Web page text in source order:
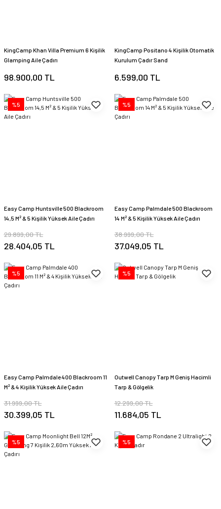
KingCamp Khan Villa Premium 6 Kişilik
Glamping Aile Çadırı
98.900,00 TL
KingCamp Positano 4 Kişilik Otomatik
Kurulum Çadır Sand
6.599,00 TL
%5
Easy Camp Huntsville 500 Blackroom
14,5 M² & 5 Kişilik Yüksek Aile Çadırı
29.899,00 TL
28.404,05 TL
%5
Easy Camp Palmdale 500 Blackroom
14 M² & 5 Kişilik Yüksek Aile Çadırı
38.999,00 TL
37.049,05 TL
%5
Easy Camp Palmdale 400 Blackroom 11
M² & 4 Kişilik Yüksek Aile Çadırı
31.999,00 TL
30.399,05 TL
%5
Outwell Canopy Tarp M Geniş Hacimli
Tarp & Gölgelik
12.299,00 TL
11.684,05 TL
%5 %5